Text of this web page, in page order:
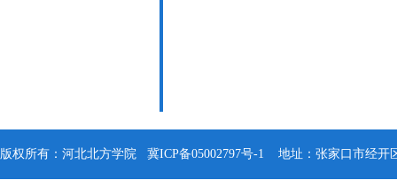
版权所有：河北北方学院 冀ICP备05002797号-1 地址：张家口市经开